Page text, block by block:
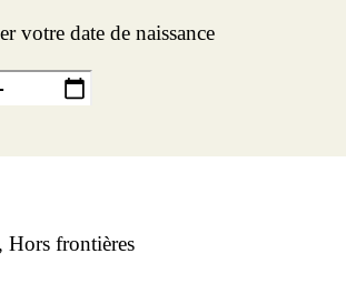
votre date de naissance
, Hors frontières